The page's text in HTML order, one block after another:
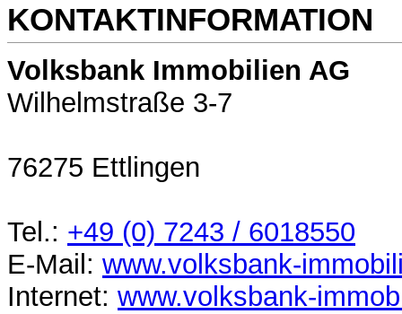
KONTAKTINFORMATION
Volksbank Immobilien AG
Wilhelmstraße 3-7
76275 Ettlingen
Tel.: +49 (0) 7243 / 6018550
E-Mail: www.volksbank-
Internet: www.volksbank-